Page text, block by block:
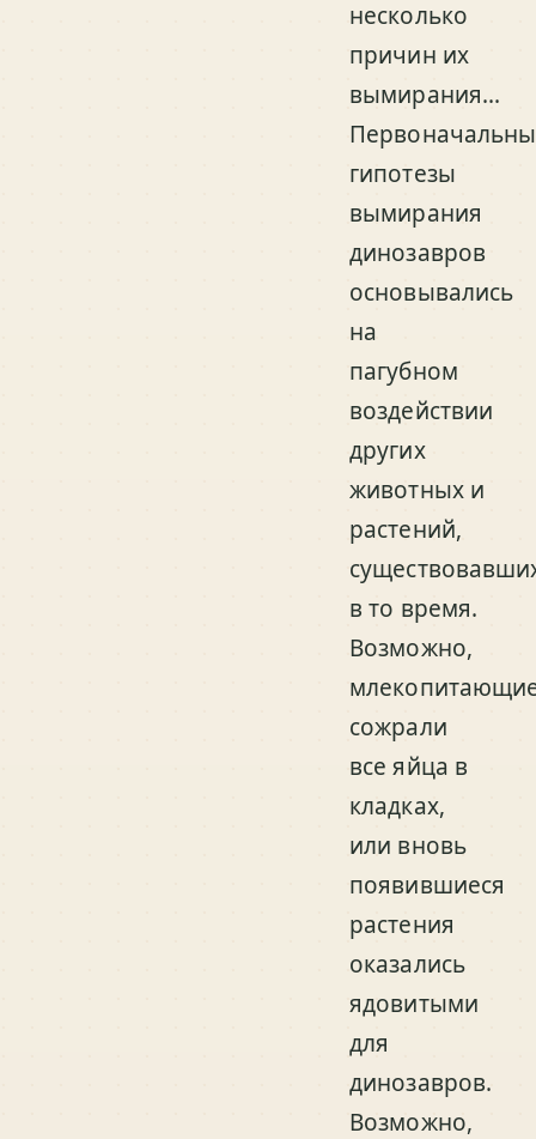
несколько
причин их
вымирания...
гипотезы
вымирания
динозавров
основывались
на
пагубном
воздействии
других
животных и
растений,
в то время.
Возможно,
сожрали
все яйца в
кладках,
или вновь
появившиеся
растения
оказались
ядовитыми
для
динозавров.
Возможно,